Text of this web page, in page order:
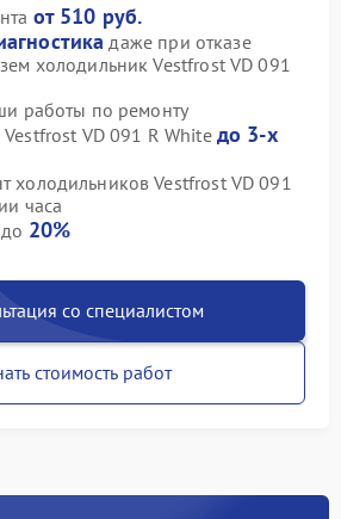
от 510 руб.
даже при отказе
холодильник Vestfrost VD 091
работы по ремонту
VD 091 R White до 3-х
холодильников Vestfrost VD 091
часа
20%
со специалистом
стоимость работ